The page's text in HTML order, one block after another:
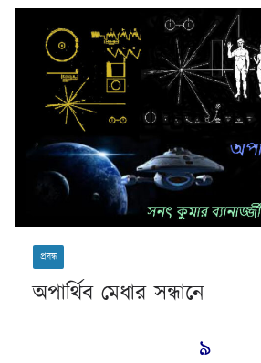
প্রবন্ধ
অপার্থিব মেধার সন্ধানে
৯